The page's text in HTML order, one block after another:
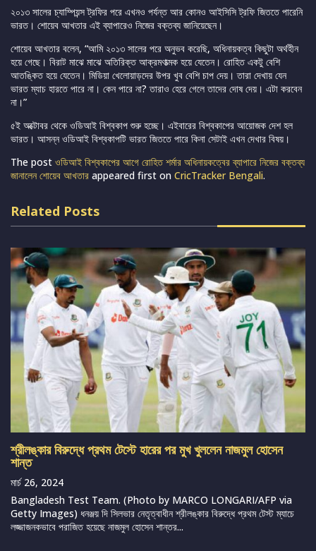
২০১৩ সালের চ্যাম্পিয়ন্স ট্রফির পরে এখনও পর্যন্ত আর কোনও আইসিসি ট্রফি জিততে পারেনি
ভারত। শোয়েব আখতার এই ব্যাপারেও নিজের বক্তব্য জানিয়েছেন।
শোয়েব আখতার বলেন, “আমি ২০১৩ সালের পরে অনুভব করেছি, অধিনায়কত্ব কিছুটা অর্থহীন
হয়ে গেছে। বিরাট মাঝে মাঝে অতিরিক্ত আক্রমণাত্মক হয়ে যেতেন। রোহিত একটু বেশি
আতঙ্কিত হয়ে যেতেন। মিডিয়া খেলোয়াড়দের উপর খুব বেশি চাপ দেয়। তারা দেখায় যেন
ভারত ম্যাচ হারতে পারে না। কেন পারে না? তারাও হেরে গেলে তাদের দোষ দেয়। এটা করবেন
না।”
৫ই অক্টোবর থেকে ওডিআই বিশ্বকাপ শুরু হচ্ছে। এইবারের বিশ্বকাপের আয়োজক দেশ হল
ভারত। আসন্ন ওডিআই বিশ্বকাপটি ভারত জিততে পারে কিনা সেটাই এখন দেখার বিষয়।
The post ওডিআই বিশ্বকাপের আগে রোহিত শর্মার অধিনায়কত্বের ব্যাপারে নিজের বক্তব্য
জানালেন শোয়েব আখতার appeared first on CricTracker Bengali.
Related Posts
শ্রীলঙ্কার বিরুদ্ধে প্রথম টেস্টে হারের পর মুখ খুললেন নাজমুল হোসেন
শান্ত
মার্চ 26, 2024
Bangladesh Test Team. (Photo by MARCO LONGARI/AFP via
Getty Images) ধনঞ্জয় দি সিলভার নেতৃত্বাধীন শ্রীলঙ্কার বিরুদ্ধে প্রথম টেস্ট ম্যাচে
লজ্জাজনকভাবে পরাজিত হয়েছে নাজমুল হোসেন শান্তর...